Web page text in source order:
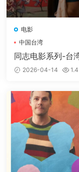
式。
修改密码时无法收到
后台帮您修改。
后稍几秒，不要关
如何使用密码和如何
。
件均采用分卷压缩
载」下方的文字。
后，依次点击「立即
电影
中国台湾
同志电影系列-台
的 誰先愛上他的
2026-04-14